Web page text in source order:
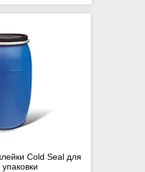
Cold Seal для
упаковки